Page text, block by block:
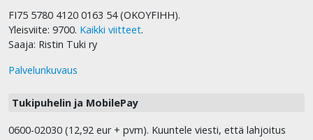
FI75 5780 4120 0163 54 (OKOYFIHH).
Yleisviite: 9700. Kaikki viitteet.
Saaja: Ristin Tuki ry
Palvelunkuvaus
Tukipuhelin ja MobilePay
0600-02030 (12,92 eur + pvm). Kuuntele viesti, että lahjoitus